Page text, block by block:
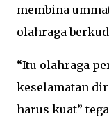
membina
olahraga
“Itu olahraga
keselamatan
harus kuat”